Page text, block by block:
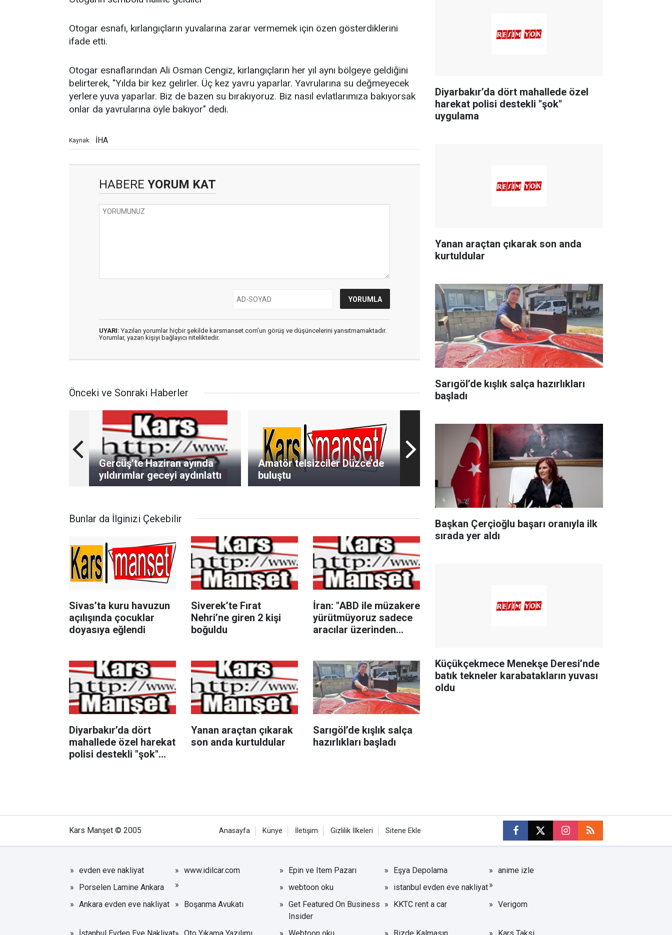
Otogar esnafı, kırlangıçların yuvalarına zarar vermemek için özen gösterdiklerini
ifade etti.
Otogar esnaflarından Ali Osman Cengiz, kırlangıçların her yıl aynı bölgeye geldiğini
belirterek, "Yılda bir kez gelirler. Üç kez yavru yaparlar. Yavrularına su değmeyecek
yerlere yuva yaparlar. Biz de bazen su bırakıyoruz. Biz nasıl evlatlarımıza bakıyorsak
onlar da yavrularına öyle bakıyor" dedi.
Kaynak: İHA
HABERE YORUM KAT
UYARI: Yazılan yorumlar hiçbir şekilde karsmanset.com’un görüş ve düşüncelerini yansıtmamaktadır.
Yorumlar, yazan kişiyi bağlayıcı niteliktedir.
Önceki ve Sonraki Haberler
Gercüş’te Haziran ayında
yıldırımlar geceyi aydınlattı
Amatör telsizciler Düzce’de
buluştu
Bunlar da İlginizi Çekebilir
Sivas’ta kuru havuzun
açılışında çocuklar
doyasıya eğlendi
Siverek’te Fırat
Nehri’ne giren 2 kişi
boğuldu
İran: "ABD ile müzakere
yürütmüyoruz sadece
aracılar üzerinden
Diyarbakır’da dört
mahallede özel harekat
polisi destekli "şok"
Yanan araçtan çıkarak
son anda kurtuldular
Sarıgöl’de kışlık salça
hazırlıkları başladı
Diyarbakır’da dört mahallede özel
harekat polisi destekli "şok"
uygulama
Yanan araçtan çıkarak son anda
kurtuldular
Sarıgöl’de kışlık salça hazırlıkları
başladı
Başkan Çerçioğlu başarı oranıyla ilk
sırada yer aldı
Küçükçekmece Menekşe Deresi’nde
batık tekneler karabatakların yuvası
oldu
Kars Manşet © 2005 Anasayfa Künye İletişim Gizlilik İlkeleri Sitene Ekle
evden eve nakliyat www.idilcar.com Epin ve Item Pazarı Eşya Depolama
anime izle
Porselen Lamine Ankara
webtoon oku
istanbul evden eve nakliyat
Ankara evden eve nakliyat
Boşanma Avukatı
Get Featured On Business
Insider
KKTC rent a car Verigom